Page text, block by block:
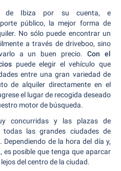
de Ibiza por su cuenta, e
público, la mejor forma de
No sólo puede encontrar un
a través de driveboo, sino
a un buen precio.Con el
puede elegir el vehículo que
entre una gran variedad de
de alquiler directamente en el
el lugar de recogida deseado
motor de búsqueda.
concurridas y las plazas de
las grandes ciudades de
de la hora del día y,
es posible que tenga que aparcar
del centro de la ciudad.